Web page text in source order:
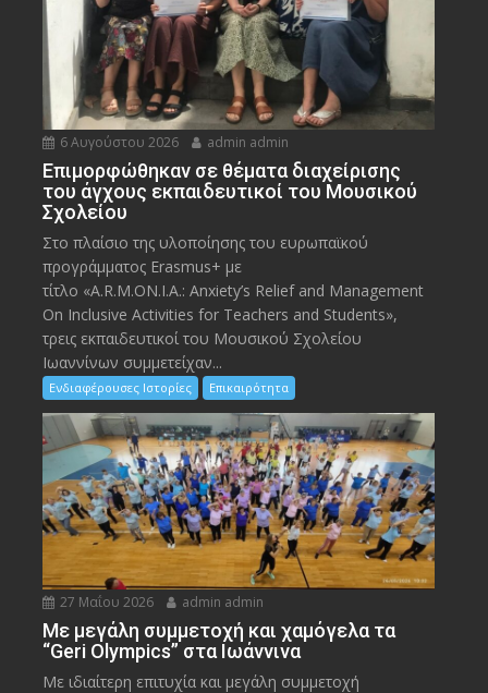
6 Αυγούστου 2026 admin admin
Eπιμορφώθηκαν σε θέματα διαχείρισης
του άγχους εκπαιδευτικοί του Μουσικού
Σχολείου
Στο πλαίσιο της υλοποίησης του ευρωπαϊκού
προγράμματος Erasmus+ με
τίτλο «A.R.M.ON.I.A.: Anxiety’s Relief and Management
On Inclusive Activities for Teachers and Students»,
τρεις εκπαιδευτικοί του Μουσικού Σχολείου
Ιωαννίνων συμμετείχαν...
Ενδιαφέρουσες Ιστορίες Επικαιρότητα
27 Μαΐου 2026 admin admin
Με μεγάλη συμμετοχή και χαμόγελα τα
“Geri Olympics” στα Ιωάννινα
Με ιδιαίτερη επιτυχία και μεγάλη συμμετοχή